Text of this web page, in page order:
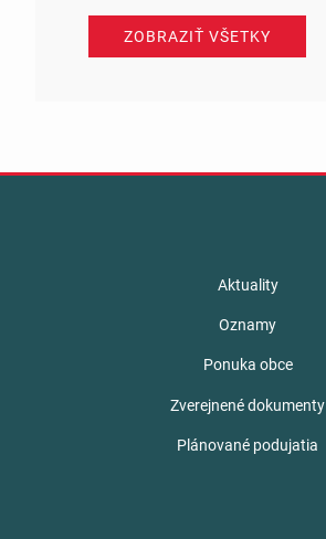
ZOBRAZIŤ VŠETKY
Aktuality
Oznamy
Ponuka obce
Zverejnené dokumenty
Plánované podujatia